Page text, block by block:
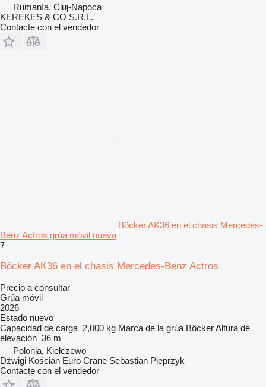
Rumanía, Cluj-Napoca
KEREKES & CO S.R.L.
Contacte con el vendedor
Böcker AK36 en el chasis Mercedes-
Benz Actros grúa móvil nueva
7
Böcker AK36 en el chasis Mercedes-Benz Actros
Precio a consultar
Grúa móvil
2026
Estado nuevo
Capacidad de carga 2,000 kg Marca de la grúa BöckerAltura de
elevación 36 m
Polonia, Kiełczewo
Dźwigi Kościan Euro Crane Sebastian Pieprzyk
Contacte con el vendedor